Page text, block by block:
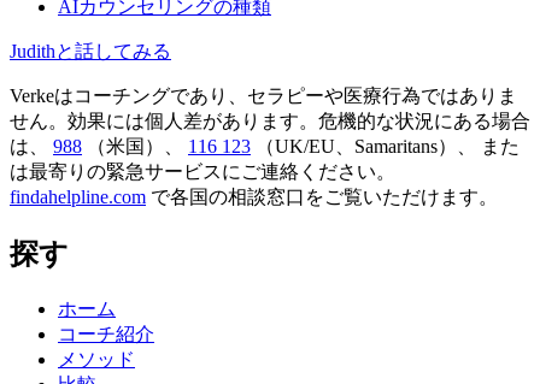
AIカウンセリングの種類
Judithと話してみる
Verkeはコーチングであり、セラピーや医療行為ではありま
せん。効果には個人差があります。危機的な状況にある場合
は、
988 （米国）、 116 123 （UK/EU、Samaritans）、
また
は最寄りの緊急サービスにご連絡ください。
findahelpline.com で各国の相談窓口をご覧いただけます。
探す
ホーム
コーチ紹介
メソッド